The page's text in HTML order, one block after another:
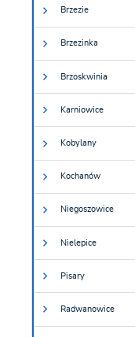
Brzezie
Brzezinka
Brzoskwinia
Karniowice
Kobylany
Kochanów
Niegoszowice
Nielepice
Pisary
Radwanowice